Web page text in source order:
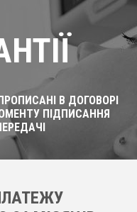
В ДОГОВОРІ
ПІДПИСАННЯ